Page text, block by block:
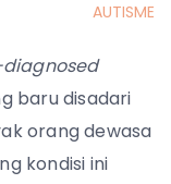
AUTISME
baru disadari
orang dewasa
kondisi ini